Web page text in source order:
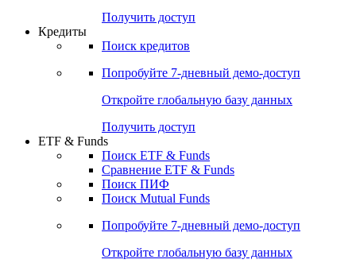
Получить доступ
Кредиты
Поиск кредитов
Попробуйте 7-дневный демо-доступ
Откройте глобальную базу данных
Получить доступ
ETF & Funds
Поиск ETF & Funds
Сравнение ETF & Funds
Поиск ПИФ
Поиск Mutual Funds
Попробуйте 7-дневный демо-доступ
Откройте глобальную базу данных